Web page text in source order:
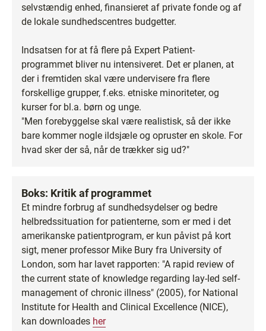
selvstændig enhed, finansieret af private fonde og af
de lokale sundhedscentres budgetter.
Indsatsen for at få flere på Expert Patient-
programmet bliver nu intensiveret. Det er planen, at
der i fremtiden skal være undervisere fra flere
forskellige grupper, f.eks. etniske minoriteter, og
kurser for bl.a. børn og unge.
"Men forebyggelse skal være realistisk, så der ikke
bare kommer nogle ildsjæle og opruster en skole. For
hvad sker der så, når de trækker sig ud?"
Boks: Kritik af programmet
Et mindre forbrug af sundhedsydelser og bedre
helbredssituation for patienterne, som er med i det
amerikanske patientprogram, er kun påvist på kort
sigt, mener professor Mike Bury fra University of
London, som har lavet rapporten: "A rapid review of
the current state of knowledge regarding lay-led self-
management of chronic illness" (2005), for National
Institute for Health and Clinical Excellence (NICE),
kan downloades her